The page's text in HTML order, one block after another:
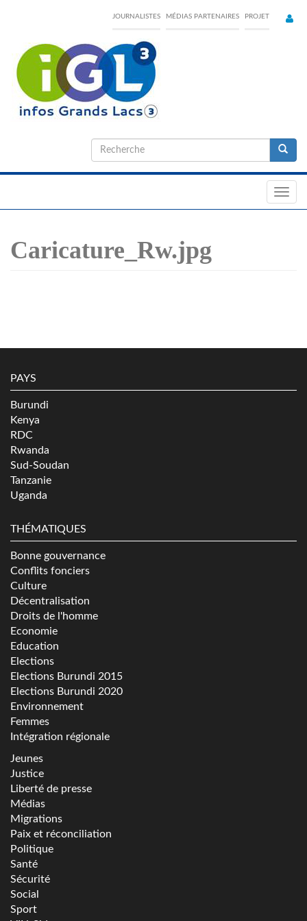
content
JOURNALISTES MÉDIAS PARTENAIRES PROJET
Formulaire
de
Caricature_Rw.jpg
PAYS
Burundi
Kenya
RDC
Rwanda
Sud-Soudan
Tanzanie
Uganda
THÉMATIQUES
Bonne gouvernance
Conflits fonciers
Culture
Décentralisation
Droits de l'homme
Economie
Education
Elections
Elections Burundi 2015
Elections Burundi 2020
Environnement
Femmes
Intégration régionale
Jeunes
Justice
Liberté de presse
Médias
Migrations
Paix et réconciliation
Politique
Santé
Sécurité
Social
Sport